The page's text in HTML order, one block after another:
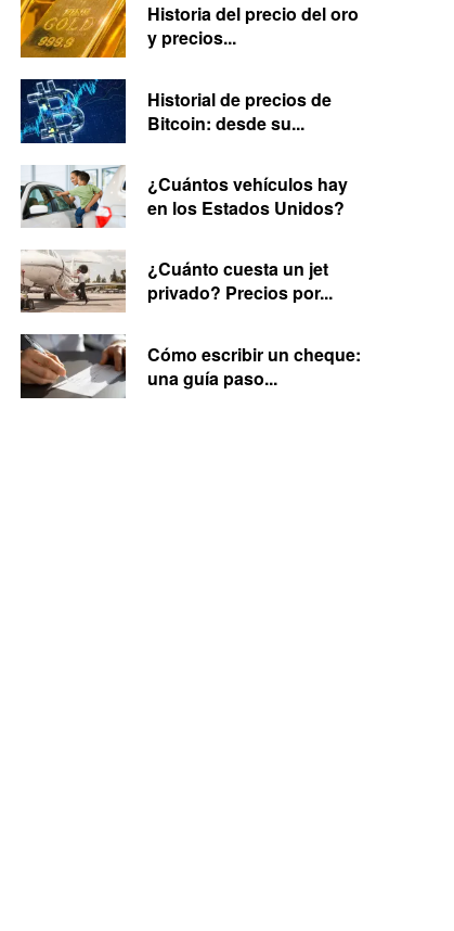
Historia del precio del oro
y precios...
Historial de precios de
Bitcoin: desde su...
¿Cuántos vehículos hay
en los Estados Unidos?
¿Cuánto cuesta un jet
privado? Precios por...
Cómo escribir un cheque:
una guía paso...